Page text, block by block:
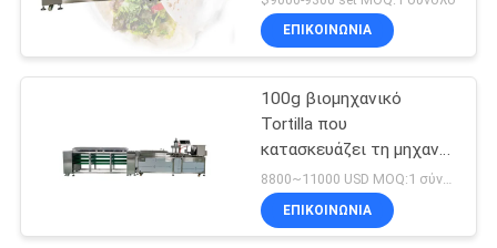
Γραμμή
επεξεργασίας
λαχανικών
φρούτων
ΕΠΙΚΟΙΝΩΝΊΑ
100g βιομηχανικό
Tortilla που
κατασκευάζει τη μηχανή,
Tortilla 3600pcs/h
μηχανή ψωμιού
8800~11000 USD MOQ:1 σύνολο
ΕΠΙΚΟΙΝΩΝΊΑ